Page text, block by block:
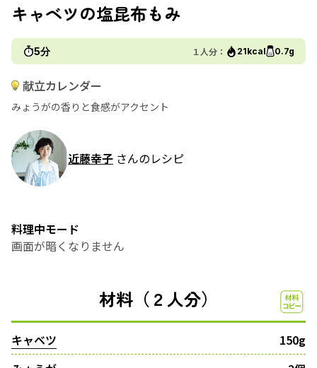
キャベツの塩昆布もみ
5分 １人分： 21kcal 0.7g
献立カレンダー
みょうがの香りと食感がアクセント
近藤幸子 さんのレシピ
料理中モード
画面が暗くなりません
材料（２人分）
キャベツ
150g